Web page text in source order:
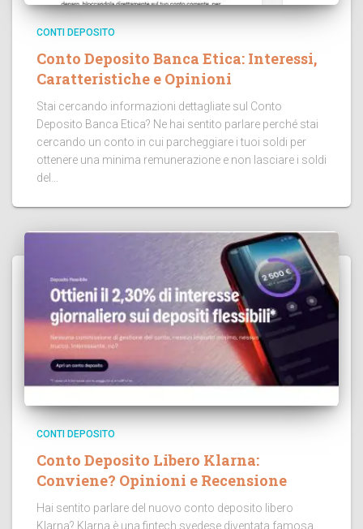
CONTI DEPOSITO
Conto Deposito Banca Etica: Interessi,
Caratteristiche e Opinioni
Stai cercando informazioni dettagliate sul Conto
Deposito Banca Etica? Ne hai sentito parlare perché stai
cercando un conto in cui parcheggiare i tuoi soldi per
ottenere una minima remunerazione e non lasciare i soldi
del...
CONTI DEPOSITO
Conto Deposito Libero Klarna:
Conviene? Opinioni e Recensione
Hai sentito parlare del nuovo conto deposito libero
Klarna? Klarna è una fintech svedese diventata famosa